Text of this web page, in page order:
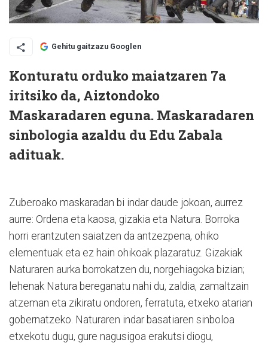
Gehitu gaitzazu Googlen
Konturatu orduko maiatzaren 7a
iritsiko da, Aiztondoko
Maskaradaren eguna. Maskaradaren
sinbologia azaldu du Edu Zabala
adituak.
Zuberoako maskaradan bi indar daude jokoan, aurrez
aurre: Ordena eta kaosa, gizakia eta Natura. Borroka
horri erantzuten saiatzen da antzezpena, ohiko
elementuak eta ez hain ohikoak plazaratuz. Gizakiak
Naturaren aurka borrokatzen du, norgehiagoka bizian;
lehenak Natura bereganatu nahi du, zaldia, zamaltzain
atzeman eta zikiratu ondoren, ferratuta, etxeko atarian
gobernatzeko. Naturaren indar basatiaren sinboloa
etxekotu dugu, gure nagusigoa erakutsi diogu,